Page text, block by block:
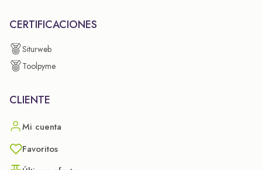
CERTIFICACIONES
Siturweb
Toolpyme
CLIENTE
Mi cuenta
Favoritos